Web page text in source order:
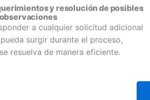
y resolución de posibles
observaciones
a cualquier solicitud adicional
surgir durante el proceso,
resuelva de manera eficiente.